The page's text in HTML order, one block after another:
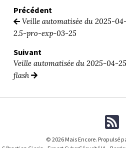
Précédent
Veille automatisée du 2025-
2.5-pro-exp-03-25
Suivant
Veille automatisée du 2025-04-
flash
© 2026 Mais Encore. Propulsé